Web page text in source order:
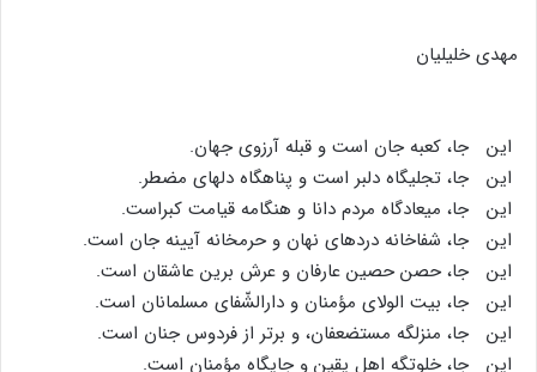
مهدى خلیلیان
این جا، کعبه جان است و قبله آرزوى جهان.
این جا، تجلیگاه دلبر است و پناهگاه دلهاى مضطر.
این جا، میعادگاه مردم دانا و هنگامه قیامت کبراست.
این جا، شفاخانه دردهاى نهان و حرمخانه آیینه جان است.
این جا، حصن حصین عارفان و عرش برین عاشقان است.
این جا، بیت الولاى مؤمنان و دارالشّفاى مسلمانان است.
این جا، منزلگه مستضعفان، و برتر از فردوس جنان است.
این جا، خلوتگه اهل یقین و جایگاه مؤمنان است.